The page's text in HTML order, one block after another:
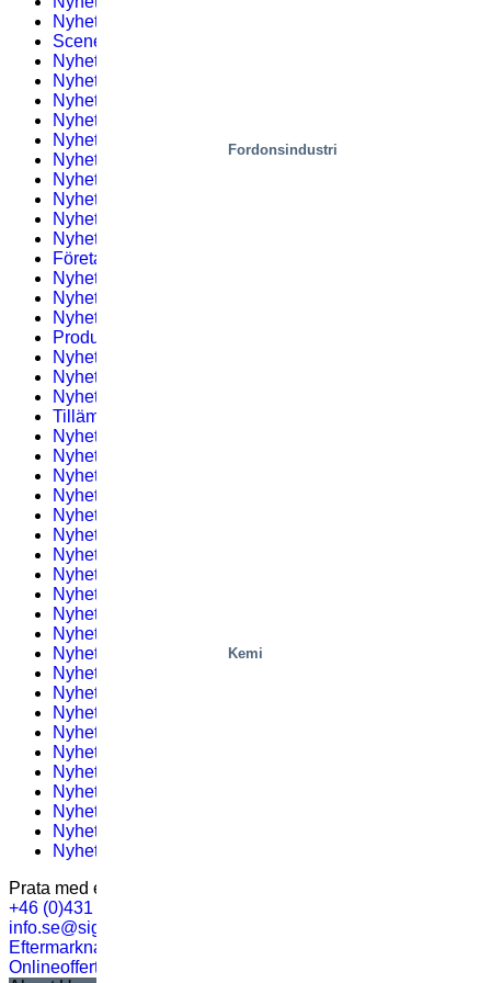
Fordonsindustri
Kemi
Nyhetsbrev #1 – 2021
Scener, bostäder
Nyhetsbrev 2 – 2019
Nyhetsbrev #2 – 2021
Nyhetsbrev #6 – 2022
Nyhetsbrev #4 – 2019
Nyhetsbrev #3 – 2021
(1)
Nyhetsbrev #7 – 2022
(2)
Nyhetsbrev #9 – 2023
Nyhetsbrev #5 – 2019
Nyhetsbrev #4 – 2021
Nyhetsbrev #8 – 2022
Företagsnyheter
Nyhetsbrev #6 – 2019
Nyhetsbrev #5 – 2021
Nyhetsbrev #9 – 2022
Produkter
Nyhetsbrev #8 – 2019
Nyhetsbrev #6 – 2021
Nyhetsbrev #10 – 2022
Tillämpningar
Nyhetsbrev #7 – 2019
Nyhetsbrev #8 – 2021
Nyhetsbrev #11 – 2022
Nyhetsbrev 1
Nyhetsbrev #9 – 2019
Nyhetsbrev #9 – 2021
Nyhetsbrev #1 – 2023
Nyhetsbrev 2
Nyhetsbrev #10 – 2019
Nyhetsbrev #10 – 2021
Nyhetsbrev #2 – 2023
Nyhetsbrev 3
Nyhetsbrev #12 – 2019
Nyhetsbrev #11 – 2021
Nyhetsbrev #3 – 2023
Nyhetsbrev 4
Nyhetsbrev #11 – 2019
Nyhetsbrev #4 – 2023
Nyhetsbrev 5
Nyhetsbrev #1 – 2020
Nyhetsbrev #1 – 2022
Nyhetsbrev #6 – 2023
Prata med en expert
+46 (0)431 44 93 00
info.se@sigi.com
Eftermarknadssupport
Onlineoffert